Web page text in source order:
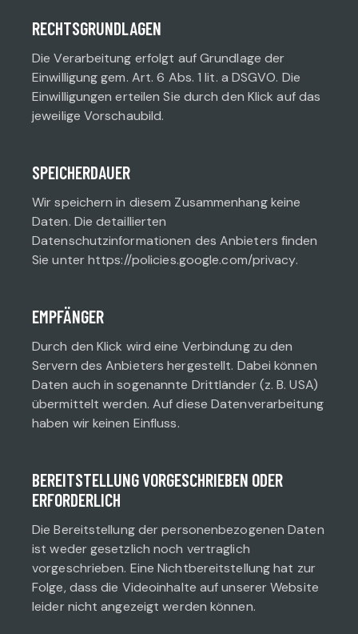
RECHTSGRUNDLAGEN
Die Verarbeitung erfolgt auf Grundlage der
Einwilligung gem. Art. 6 Abs. 1 lit. a DSGVO. Die
Einwilligungen erteilen Sie durch den Klick auf das
jeweilige Vorschaubild.
SPEICHERDAUER
Wir speichern in diesem Zusammenhang keine
Daten. Die detaillierten
Datenschutzinformationen des Anbieters finden
Sie unter https://policies.google.com/privacy.
EMPFÄNGER
Durch den Klick wird eine Verbindung zu den
Servern des Anbieters hergestellt. Dabei können
Daten auch in sogenannte Drittländer (z. B. USA)
übermittelt werden. Auf diese Datenverarbeitung
haben wir keinen Einfluss.
BEREITSTELLUNG VORGESCHRIEBEN ODER
ERFORDERLICH
Die Bereitstellung der personenbezogenen Daten
ist weder gesetzlich noch vertraglich
vorgeschrieben. Eine Nichtbereitstellung hat zur
Folge, dass die Videoinhalte auf unserer Website
leider nicht angezeigt werden können.